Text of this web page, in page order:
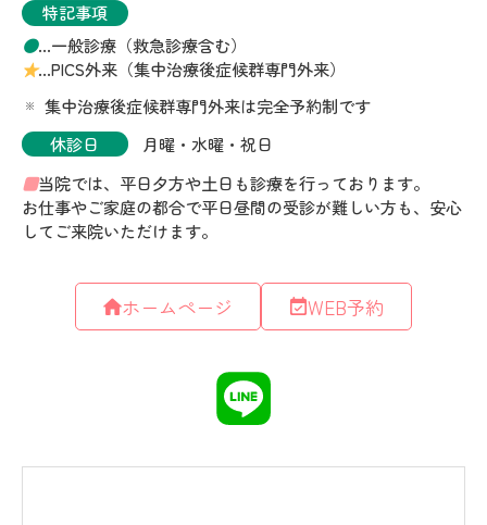
ホームページ WEB予約